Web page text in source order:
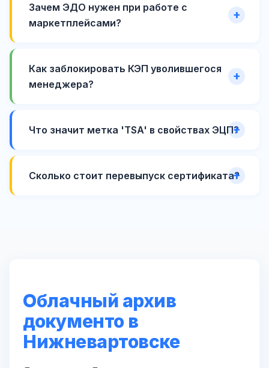
Зачем ЭДО нужен при работе с
маркетплейсами?
Как заблокировать КЭП уволившегося
менеджера?
Что значит метка 'TSA' в свойствах ЭЦП?
Сколько стоит перевыпуск сертификата?
Облачный архив
документо в
Нижневартовске